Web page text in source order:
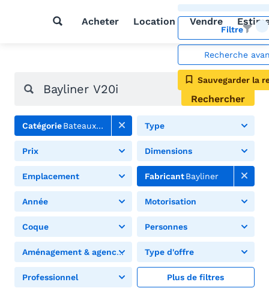
Acheter Location Vendre
Filtre
Recherche
Sauvegarder la
Rechercher
CatégorieBateaux à moteur Type
Prix Dimensions
Emplacement FabricantBayliner
Année Motorisation
Coque Personnes
Aménagement & agencement Type d'offre
Professionnel Plus de filtres